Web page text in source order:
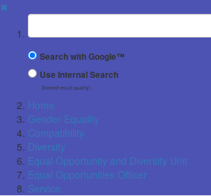
✖
Suchbegriff
Search with Google™
Use Internal Search
(limited result quality)
Home
Gender Equality
Compatibility
Diversity
Equal Opportunity and Diversity Unit
Equal Opportunities Officer
Service